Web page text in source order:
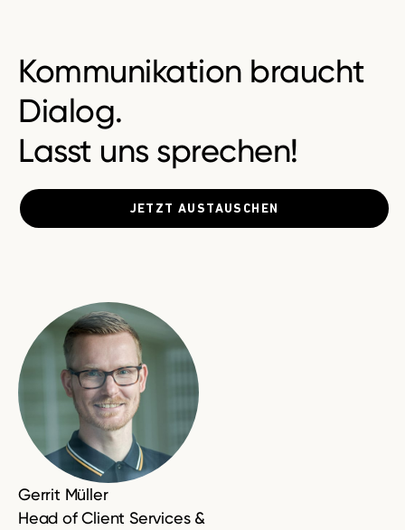
Kommunikation braucht
Dialog.
Lasst uns sprechen!
JETZT AUSTAUSCHEN
Gerrit Müller
Head of Client Services &